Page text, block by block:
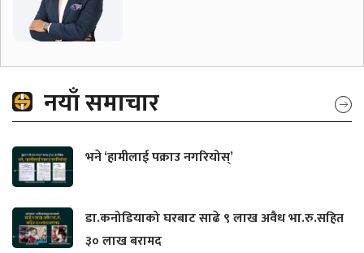
नयाँ समाचार
भने ‘हामीलाई पक्राउ नगरियोस्’
डा.कनोडियाको घरबाट साढे ९ लाख अवैध भा.रु.सहित
३० लाख बरामद